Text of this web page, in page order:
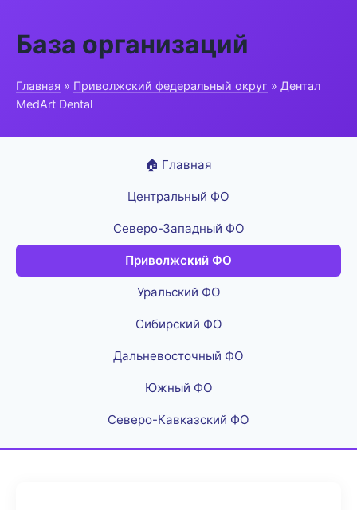
База организаций
Главная » Приволжский федеральный округ » Дентал
MedArt Dental
🏠 Главная
Центральный ФО
Северо-Западный ФО
Приволжский ФО
Уральский ФО
Сибирский ФО
Дальневосточный ФО
Южный ФО
Северо-Кавказский ФО